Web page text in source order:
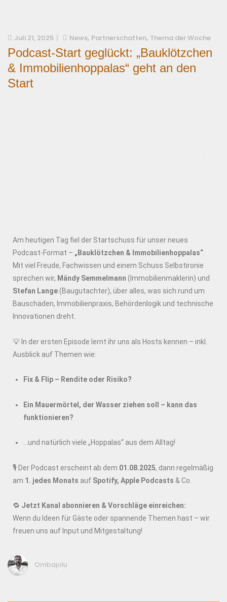
Juli 21, 2025 News, Partnerschaften, Thema der Woche
Podcast-Start geglückt: „Bauklötzchen
& Immobilienhoppalas“ geht an den
Start
Am heutigen Tag fiel der Startschuss für unser neues
Podcast-Format – „Bauklötzchen & Immobilienhoppalas“
Mit viel Freude, Fachwissen und einem Schuss Selbstironie
sprechen wir, Mändy Semmelmann (Immobilienmaklerin) und
Stefan Lange(Baugutachter), über alles, was sich rund um
Bauschäden, Immobilienpraxis, Behördenlogik und technische
Innovationen dreht.
💡 In der ersten Episode lernt ihr uns als Hosts kennen – inkl.
Ausblick auf Themen wie:
Fix & Flip – Rendite oder Risiko?
Ein Mauermörtel, der Wasser ziehen soll – kann das
funktionieren?
…und natürlich viele „Hoppalas“ aus dem Alltag!
🎙️ Der Podcast erscheint ab dem 01.08.2025, dann regelmäßig
am 1. jedes Monats auf Spotify, Apple Podcasts & Co.
🔁 Jetzt Kanal abonnieren & Vorschläge einreichen:
Wenn du Ideen für Gäste oder spannende Themen hast – wir
freuen uns auf Input und Mitgestaltung!
Ombajolu